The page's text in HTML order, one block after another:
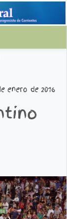
enero de 2016